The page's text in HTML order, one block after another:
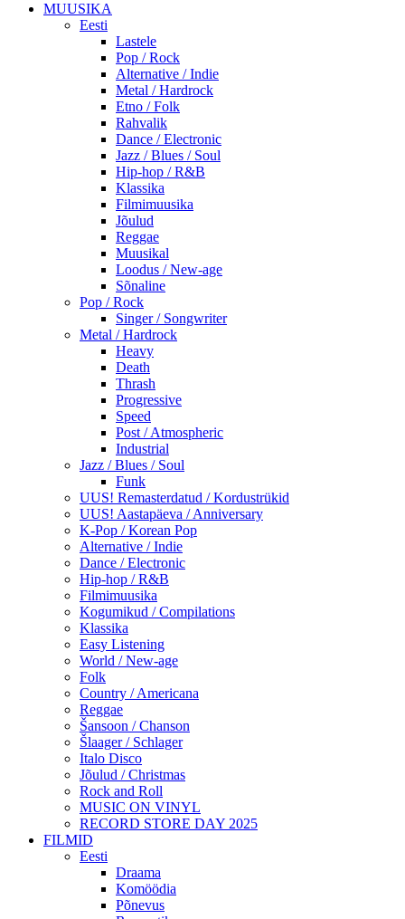
MUUSIKA
Eesti
Lastele
Pop / Rock
Alternative / Indie
Metal / Hardrock
Etno / Folk
Rahvalik
Dance / Electronic
Jazz / Blues / Soul
Hip-hop / R&B
Klassika
Filmimuusika
Jõulud
Reggae
Muusikal
Loodus / New-age
Sõnaline
Pop / Rock
Singer / Songwriter
Metal / Hardrock
Heavy
Death
Thrash
Progressive
Speed
Post / Atmospheric
Industrial
Jazz / Blues / Soul
Funk
UUS! Remasterdatud / Kordustrükid
UUS! Aastapäeva / Anniversary
K-Pop / Korean Pop
Alternative / Indie
Dance / Electronic
Hip-hop / R&B
Filmimuusika
Kogumikud / Compilations
Klassika
Easy Listening
World / New-age
Folk
Country / Americana
Reggae
Šansoon / Chanson
Šlaager / Schlager
Italo Disco
Jõulud / Christmas
Rock and Roll
MUSIC ON VINYL
RECORD STORE DAY 2025
FILMID
Eesti
Draama
Komöödia
Põnevus